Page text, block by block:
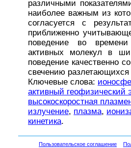
различными
наиболее важным из
согласуется с
приближенно
поведение во
активных молекул в
поведение качественно
свечению разлетающихся
Ключевые слова:
активный геофизический
высокоскоростная
излучение, плазма,
кинетика.
Пользовательское соглашение